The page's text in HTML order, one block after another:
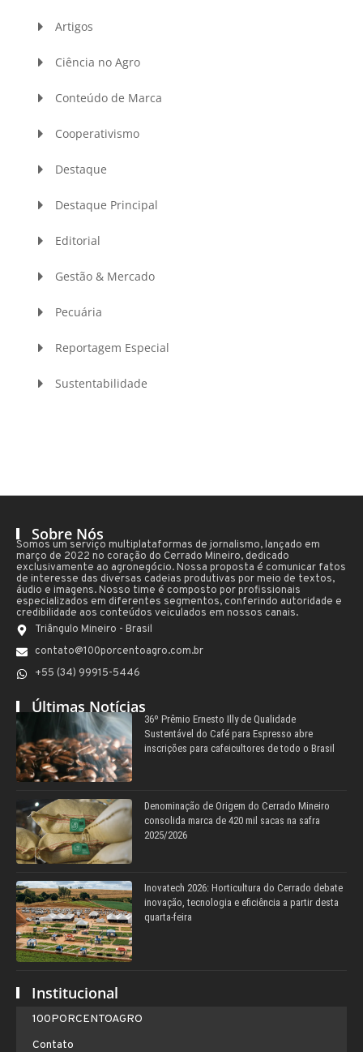
Artigos
Ciência no Agro
Conteúdo de Marca
Cooperativismo
Destaque
Destaque Principal
Editorial
Gestão & Mercado
Pecuária
Reportagem Especial
Sustentabilidade
Sobre Nós
Somos um serviço multiplataformas de jornalismo, lançado em
março de 2022 no coração do Cerrado Mineiro, dedicado
exclusivamente ao agronegócio. Nossa proposta é comunicar fatos
de interesse das diversas cadeias produtivas por meio de textos,
áudio e imagens. Nosso time é composto por profissionais
especializados em diferentes segmentos, conferindo autoridade e
credibilidade aos conteúdos veiculados em nossos canais.
Triângulo Mineiro - Brasil
contato@100porcentoagro.com.br
+55 (34) 99915-5446
Últimas Notícias
36º Prêmio Ernesto Illy de Qualidade
Sustentável do Café para Espresso abre
inscrições para cafeicultores de todo o Brasil
Denominação de Origem do Cerrado Mineiro
consolida marca de 420 mil sacas na safra
2025/2026
Inovatech 2026: Horticultura do Cerrado debate
inovação, tecnologia e eficiência a partir desta
quarta-feira
Institucional
100PORCENTOAGRO
Contato